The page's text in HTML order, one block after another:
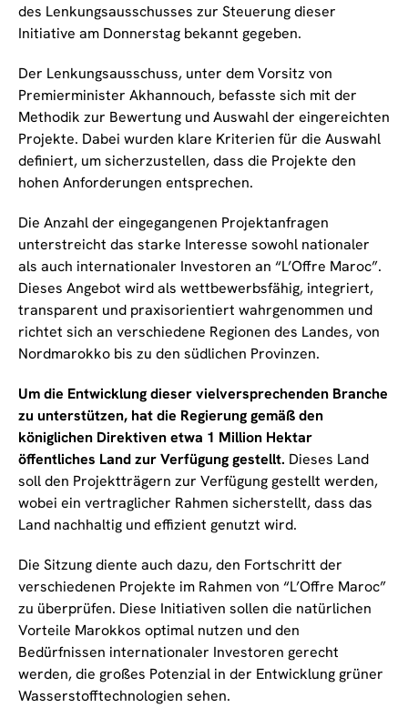
des Lenkungsausschusses zur Steuerung dieser
Initiative am Donnerstag bekannt gegeben.
Der Lenkungsausschuss, unter dem Vorsitz von
Premierminister Akhannouch, befasste sich mit der
Methodik zur Bewertung und Auswahl der eingereichten
Projekte. Dabei wurden klare Kriterien für die Auswahl
definiert, um sicherzustellen, dass die Projekte den
hohen Anforderungen entsprechen.
Die Anzahl der eingegangenen Projektanfragen
unterstreicht das starke Interesse sowohl nationaler
als auch internationaler Investoren an “L’Offre Maroc”.
Dieses Angebot wird als wettbewerbsfähig, integriert,
transparent und praxisorientiert wahrgenommen und
richtet sich an verschiedene Regionen des Landes, von
Nordmarokko bis zu den südlichen Provinzen.
Um die Entwicklung dieser vielversprechenden Branche
zu unterstützen, hat die Regierung gemäß den
königlichen Direktiven etwa 1 Million Hektar
öffentliches Land zur Verfügung gestellt. Dieses Land
soll den Projektträgern zur Verfügung gestellt werden,
wobei ein vertraglicher Rahmen sicherstellt, dass das
Land nachhaltig und effizient genutzt wird.
Die Sitzung diente auch dazu, den Fortschritt der
verschiedenen Projekte im Rahmen von “L’Offre Maroc”
zu überprüfen. Diese Initiativen sollen die natürlichen
Vorteile Marokkos optimal nutzen und den
Bedürfnissen internationaler Investoren gerecht
werden, die großes Potenzial in der Entwicklung grüner
Wasserstofftechnologien sehen.